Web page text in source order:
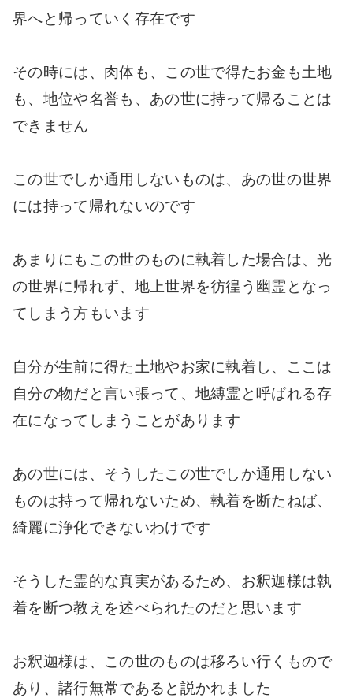
界へと帰っていく存在です
その時には、肉体も、この世で得たお金も土地
も、地位や名誉も、あの世に持って帰ることは
できません
この世でしか通用しないものは、あの世の世界
には持って帰れないのです
あまりにもこの世のものに執着した場合は、光
の世界に帰れず、地上世界を彷徨う幽霊となっ
てしまう方もいます
自分が生前に得た土地やお家に執着し、ここは
自分の物だと言い張って、地縛霊と呼ばれる存
在になってしまうことがあります
あの世には、そうしたこの世でしか通用しない
ものは持って帰れないため、執着を断たねば、
綺麗に浄化できないわけです
そうした霊的な真実があるため、お釈迦様は執
着を断つ教えを述べられたのだと思います
お釈迦様は、この世のものは移ろい行くもので
あり、諸行無常であると説かれました